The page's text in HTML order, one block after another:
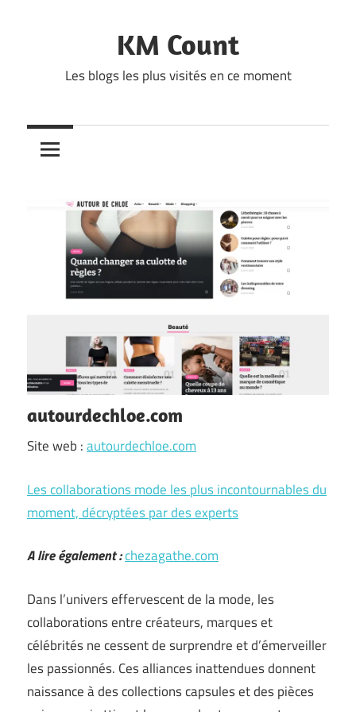
KM Count
Les blogs les plus visités en ce moment
autourdechloe.com
Site web :autourdechloe.com
Les collaborations mode les plus incontournables du
moment, décryptées par des experts
A lire également :chezagathe.com
Dans l’univers effervescent de la mode, les
collaborations entre créateurs, marques et
célébrités ne cessent de surprendre et d’émerveiller
les passionnés. Ces alliances inattendues donnent
naissance à des collections capsules et des pièces